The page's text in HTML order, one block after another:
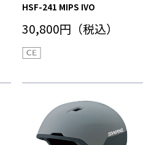
HSF-241 MIPS IVO
30,800円（税込）